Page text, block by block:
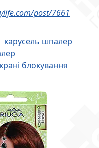
post/7661
карусель шпалер
блокування